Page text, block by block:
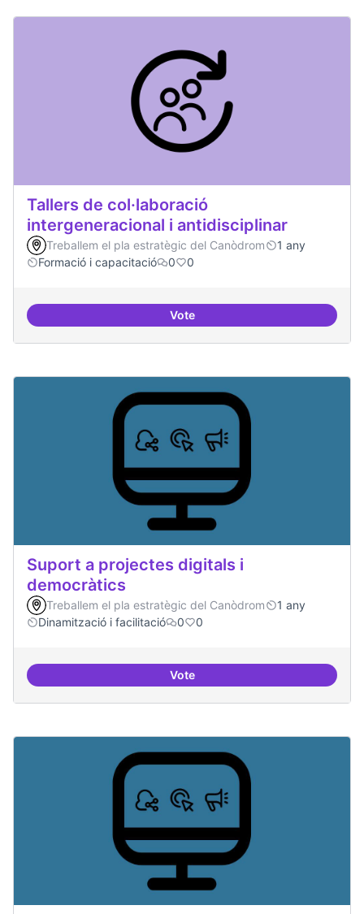
Tallers de col·laboració
intergeneracional i antidisciplinar
Treballem el pla estratègic del Canòdrom
1 any
Formació i capacitació
0 0
VoteTallers de col·laboració
Suport a projectes digitals i
democràtics
Treballem el pla estratègic del Canòdrom
1 any
Dinamització i facilitació
0 0
VoteSuport a projectes digitals i